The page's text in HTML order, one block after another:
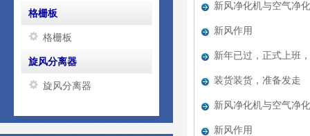
格栅板
格栅板
旋风分离器
旋风分离器
新风净化机与空气净
新风作用
新年已过，正式上班
装货装货，准备发走
新风净化机与空气净
新风作用